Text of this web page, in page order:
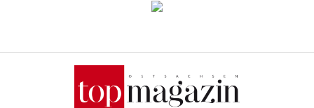
Verkaufsstellen